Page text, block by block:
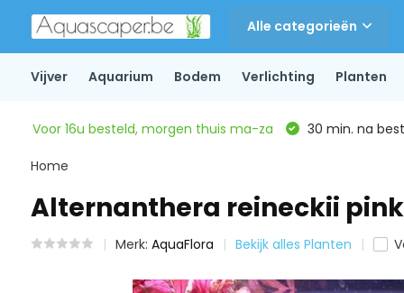
Alle categorieën
Vijver Aquarium Bodem Verlichting Planten
Voor 16u besteld, morgen thuis ma-za 30 min. na
Home
Alternanthera reineckii pink
Merk: AquaFlora Bekijk alles Planten